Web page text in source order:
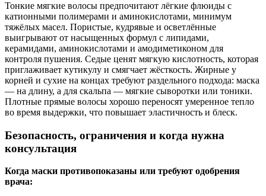
Тонкие мягкие волосы предпочитают лёгкие флюиды с
катионными полимерами и аминокислотами, минимум
тяжёлых масел. Пористые, кудрявые и осветлённые
выигрывают от насыщенных формул с липидами,
керамидами, аминокислотами и амодиметиконом для
контроля пушения. Седые ценят мягкую кислотность, которая
приглаживает кутикулу и смягчает жёсткость. Жирные у
корней и сухие на концах требуют раздельного подхода: маска
— на длину, а для скальпа — мягкие сыворотки или тоники.
Плотные прямые волосы хорошо переносят умеренное тепло
во время выдержки, что повышает эластичность и блеск.
Безопасность, ограничения и когда нужна
консультация
Когда маски противопоказаны или требуют одобрения
врача: